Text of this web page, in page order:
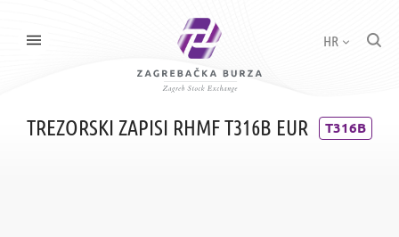
HR
TREZORSKI ZAPISI RHMF T316B EUR T316B